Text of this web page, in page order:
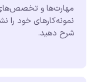
مهارت‌ها و تخصص‌های
نمونه‌کارهای خود را
شرح دهید.